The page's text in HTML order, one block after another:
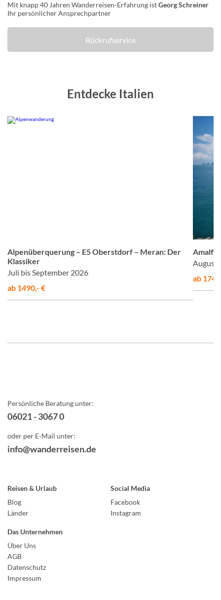
Mit knapp 40 Jahren Wanderreisen-Erfahrung istGeorg Schreiner
Ihr persönlicher Ansprechpartner
Rückrufservice
Entdecke Italien
Alpenüberquerung – E5 Oberstdorf – Meran: Der
Klassiker
Juli bis September 2026
ab 1490,- €
Amalfis
August
ab
Persönliche Beratung unter:
06021 - 3067 0
oder per E-Mail unter:
info@wanderreisen.de
Reisen & Urlaub
Blog
Länder
Social Media
Facebook
Instagram
Das Unternehmen
Über Uns
AGB
Datenschutz
Impressum